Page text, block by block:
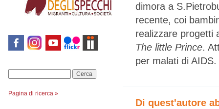
Pagina di ricerca »
dimora a
recente, coi
realizzare progetti
The little Prince.
per malati di AIDS.
Di quest'autore